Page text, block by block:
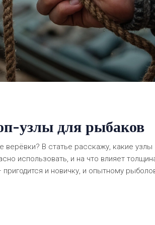
узлы для рыбаков
В статье расскажу, какие узлы
использовать, и на что влияет
и новичку, и опытному